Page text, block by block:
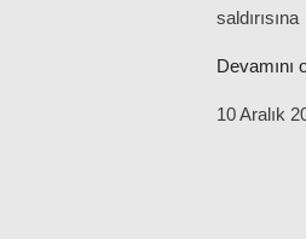
saldırısına
Devamını
10 Aralık